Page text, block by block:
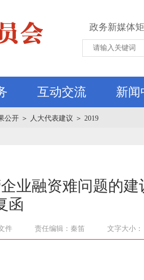
政务新媒体
互动交流 新闻
公开 ＞ 人大代表建议 ＞ 2019
业融资难问题的建
函
件 责任编辑：秦笛 文字大小：